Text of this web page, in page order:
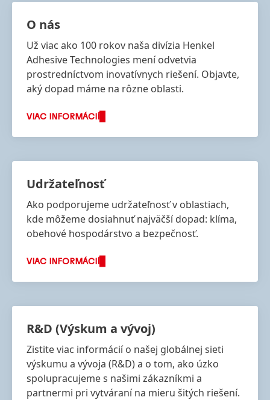
O nás
Už viac ako 100 rokov naša divízia Henkel
Adhesive Technologies mení odvetvia
prostredníctvom inovatívnych riešení. Objavte,
aký dopad máme na rôzne oblasti.
VIAC INFORMÁCIÍ
Udržateľnosť
Ako podporujeme udržateľnosť v oblastiach,
kde môžeme dosiahnuť najväčší dopad: klíma,
obehové hospodárstvo a bezpečnosť.
VIAC INFORMÁCIÍ
R&D (Výskum a vývoj)
Zistite viac informácií o našej globálnej sieti
výskumu a vývoja (R&D) a o tom, ako úzko
spolupracujeme s našimi zákazníkmi a
partnermi pri vytváraní na mieru šitých riešení.